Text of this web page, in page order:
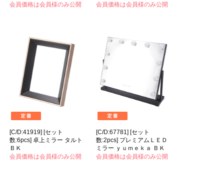
会員価格は会員様のみ公開
会員価格は会員様のみ公開
[C/D:41919] [セット
数:6pcs] 卓上ミラー タルト
ＢＫ
会員価格は会員様のみ公開
[C/D:67781] [セット
数:2pcs] プレミアムＬＥＤ
ミラー ｙｕｍｅｋａ ＢＫ
会員価格は会員様のみ公開